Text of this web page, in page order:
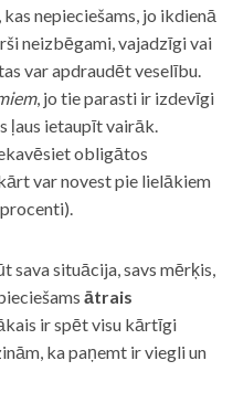
kas nepieciešams, jo ikdienā
neizbēgami, vajadzīgi vai
var apdraudēt veselību.
, jo tie parasti ir izdevīgi
ļaus ietaupīt vairāk.
obligātos
var novest pie lielākiem
sava situācija, savs mērķis,
ātrais
ir spēt visu kārtīgi
ka paņemt ir viegli un